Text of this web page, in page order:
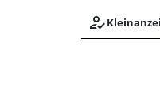
how_to_reg